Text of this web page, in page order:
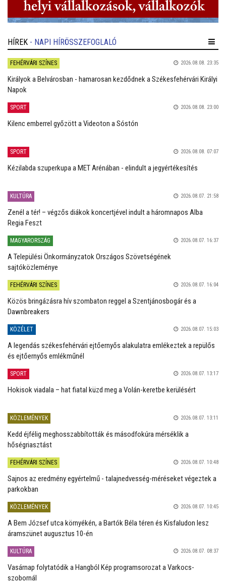
HÍREK - NAPI HÍRÖSSZEFOGLALÓ
FEHÉRVÁRI SZÍNES 2026.08.08. 23:35
Királyok a Belvárosban - hamarosan kezdődnek a Székesfehérvári Királyi
Napok
SPORT 2026.08.08. 23:00
Kilenc emberrel győzött a Videoton a Sóstón
SPORT 2026.08.08. 07:07
Kézilabda szuperkupa a MET Arénában - elindult a jegyértékesítés
KULTÚRA 2026.08.07. 21:58
Zenél a tér! – végzős diákok koncertjével indult a háromnapos Alba
Regia Feszt
MAGYARORSZÁG 2026.08.07. 16:37
A Települési Önkormányzatok Országos Szövetségének
sajtóközleménye
FEHÉRVÁRI SZÍNES 2026.08.07. 16:04
Közös bringázásra hív szombaton reggel a Szentjánosbogár és a
Dawnbreakers
KÖZÉLET 2026.08.07. 15:03
A legendás székesfehérvári ejtőernyős alakulatra emlékeztek a repülős
és ejtőernyős emlékműnél
SPORT 2026.08.07. 13:17
Hokisok viadala – hat fiatal küzd meg a Volán-keretbe kerülésért
KÖZLEMÉNYEK 2026.08.07. 13:11
Kedd éjfélig meghosszabbították és másodfokúra mérséklik a
hőségriasztást
FEHÉRVÁRI SZÍNES 2026.08.07. 10:48
Sajnos az eredmény egyértelmű - talajnedvesség-méréseket végeztek a
parkokban
KÖZLEMÉNYEK 2026.08.07. 10:45
A Bem József utca környékén, a Bartók Béla téren és Kisfaludon lesz
áramszünet augusztus 10-én
KULTÚRA 2026.08.07. 08:37
Vasárnap folytatódik a Hangból Kép programsorozat a Varkocs-
szobornál